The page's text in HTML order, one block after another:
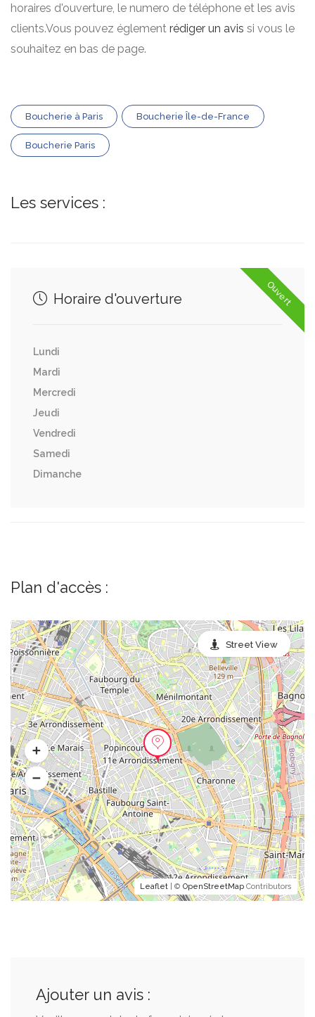
horaires d'ouverture, le numero de téléphone et les avis
clients.Vous pouvez églement rédiger un avis si vous le
souhaitez en bas de page.
Boucherie à Paris Boucherie Île-de-France
Boucherie Paris
Les services :
Ouvert
Horaire d'ouverture
Lundi
Mardi
Mercredi
Jeudi
Vendredi
Samedi
Dimanche
Plan d'accès :
Leaflet | © OpenStreetMap Contributors
Street View
Ajouter un avis :